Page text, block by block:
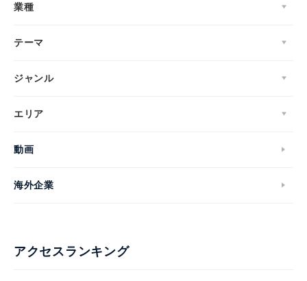
業種
テーマ
ジャンル
エリア
動画
海外企業
アクセスランキング